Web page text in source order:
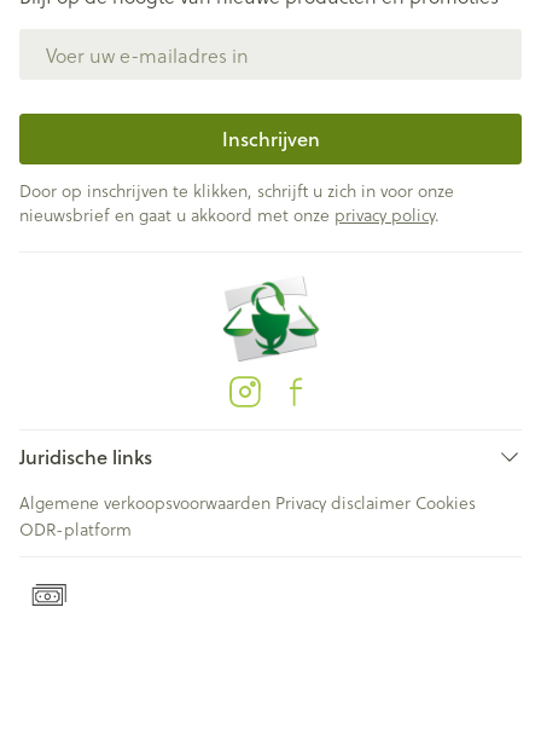
Inschrijven
Door op inschrijven te klikken, schrijft u zich in voor onze
nieuwsbrief en gaat u akkoord met onze privacy policy.
Juridische links
Algemene verkoopsvoorwaarden Privacy disclaimer Cookies
ODR-platform